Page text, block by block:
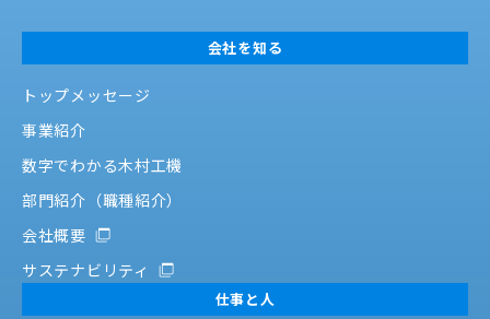
会社を知る
トップメッセージ
事業紹介
数字でわかる木村工機
部門紹介（職種紹介）
会社概要
サステナビリティ
仕事と人